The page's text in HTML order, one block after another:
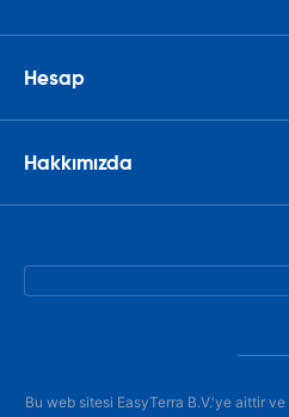
Hesap
Hakkımızda
Bu web sitesi EasyTerra B.V.'ye aittir